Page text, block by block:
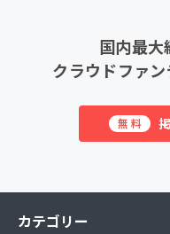
国内最
クラウドファ
無料
カテゴリー